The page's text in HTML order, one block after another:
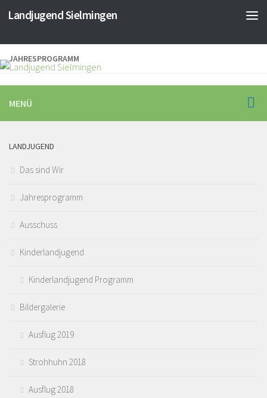
Landjugend Sielmingen
JAHRESPROGRAMM
MENÜ
LANDJUGEND
Das sind Wir
Jahresprogramm
Ausschuss
Kinderlandjugend
Kinderlandjugend Programm
Bildergalerie
Ausflug 2019
Strohhuhn 2018
Ausflug 2018